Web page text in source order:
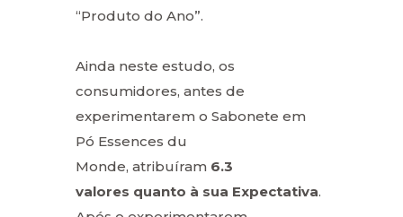
“Produto do Ano”.
Ainda neste estudo, os
consumidores, antes de
experimentarem o Sabonete em
Pó Essences du
Monde, atribuíram 6.3
valores quanto à sua Expectativa.